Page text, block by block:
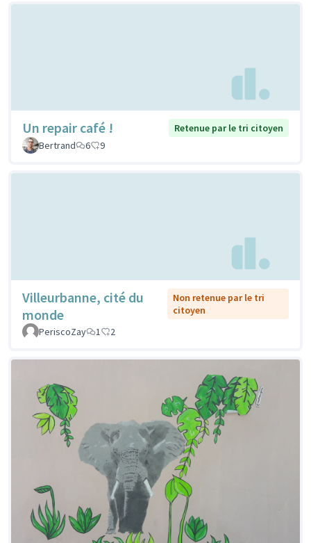
Un repair café !
Retenue par le tri citoyen
Bertrand
6 9
Villeurbanne, cité du
monde
Non retenue par le tri
citoyen
PeriscoZay
1 2